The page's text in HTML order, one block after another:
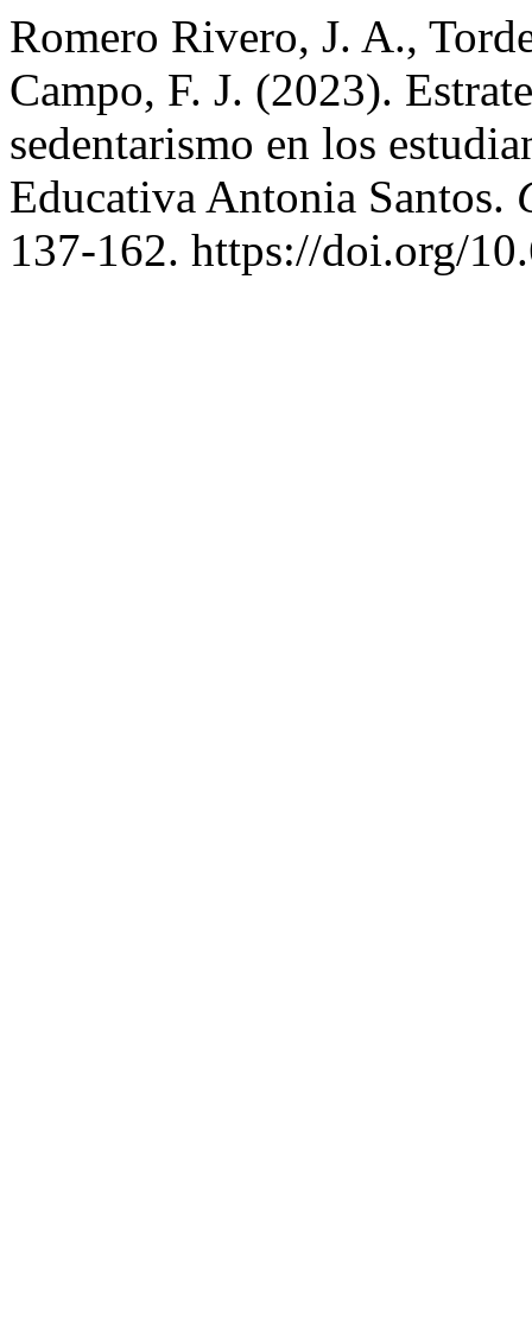
Romero Rivero, J. A.,
Campo, F. J. (2023).
sedentarismo en los
Educativa Antonia Santos.
137-162. https://doi.org/